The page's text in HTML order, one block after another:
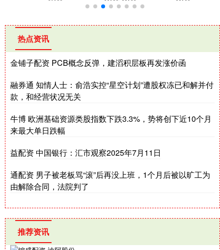
热点资讯
金铺子配资 PCB概念反弹，建滔积层板再发涨价函
融券通 知情人士：俞浩实控“星空计划”遭股权冻已和解并付
款，和经营状况无关
牛博 欧洲基础资源类股指数下跌3.3%，势将创下近10个月
来最大单日跌幅
益配资 中国银行：汇市观察2025年7月11日
通配资 男子被老板骂“滚”后再没上班，1个月后被以旷工为
由解除合同，法院判了
推荐资讯